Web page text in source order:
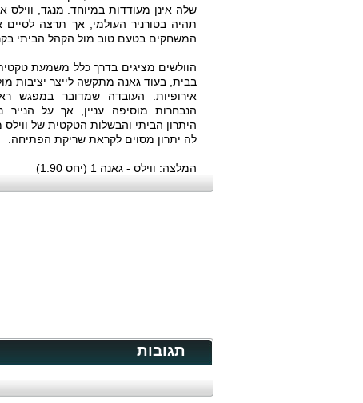
שלה אינן מעודדות במיוחד. מנגד, ווילס
תהיה בטורניר העולמי, אך תרצה לסיים
המשחקים בטעם טוב מול הקהל הביתי
הוולשים מציגים בדרך כלל משמעת
בבית, בעוד גאנה מתקשה לייצר יציבות
אירופיות. העובדה שמדובר במפגש
הנבחרות מוסיפה עניין, אך על הנייר
היתרון הביתי והבשלות הטקטית של ווילס
לה יתרון מסוים לקראת שריקת הפתיחה.
המלצה: ווילס - גאנה 1 (יחס 1.90)
תגובות